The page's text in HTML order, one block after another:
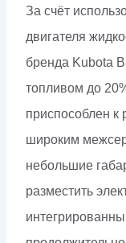
За счёт
двигателя
бренда Kubota
топливом до
приспособлен к
широким
небольшие
разместить